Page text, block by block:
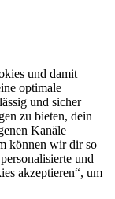
und damit
optimale
und sicher
zu bieten, dein
Kanäle
können wir dir so
und
akzeptieren“, um